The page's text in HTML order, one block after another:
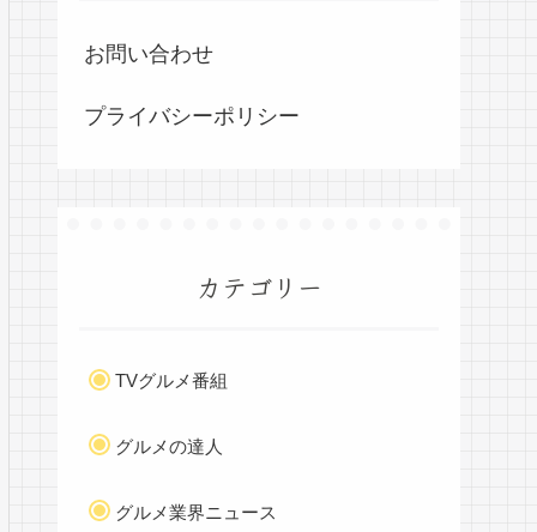
お問い合わせ
プライバシーポリシー
カテゴリー
TVグルメ番組
グルメの達人
グルメ業界ニュース